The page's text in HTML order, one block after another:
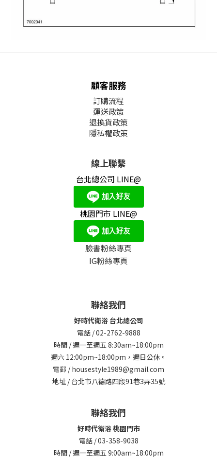
顧客服務
訂購流程
運送政策
退換貨政策
隱私權政策
線上聯繫
台北總公司 LINE@
桃園門市 LINE@
臉書粉絲專頁
IG粉絲專頁
聯絡我們
好時代衛浴 台北總公司
電話 / 02-2762-9888
時間 / 週一至週五 8:30am~18:00pm
週六 12:00pm~18:00pm，週日公休。
電郵 / housestyle1989@gmail.com
地址 / 台北市八德路四段91巷3弄35號
聯絡我們
好時代衛浴 桃園門市
電話 / 03-358-9038
時間 / 週一至週五 9:00am~18:00pm